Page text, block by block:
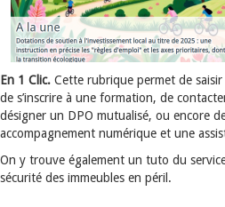
En 1 Clic. Cette rubrique permet de
de s’inscrire à une formation, de
désigner un DPO mutualisé, ou encore
accompagnement numérique et une
On y trouve également un tuto du
sécurité des immeubles en péril.